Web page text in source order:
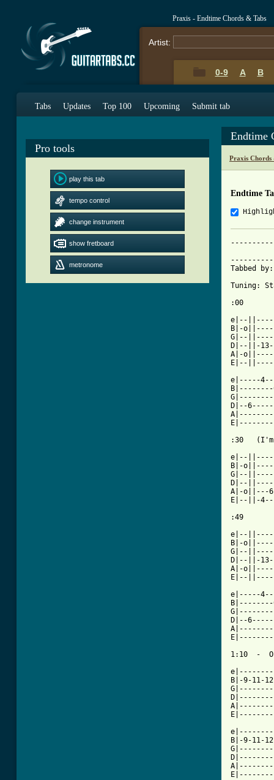
Praxis - Endtime Chords & Tabs
Artist:
0-9 A B
Tabs Updates Top 100 Upcoming Submit tab
Pro tools
play this tab
tempo control
change instrument
show fretboard
metronome
Endtime
Praxis Chords
Endtime
Tabbed
Tuning:
:00
e|--
B|-
G|--
D|--||-
A|-
E|--
e|-----
D|--
:30   (I'm
e|--
B|-
G|--
D|--
A|-o||---
E|--||-
:49
e|--
B|-
G|--
D|--||-
A|-
E|--
e|-----
D|--
1:10  -
e|---------
B|-9-11-
e|---------
B|-9-11-